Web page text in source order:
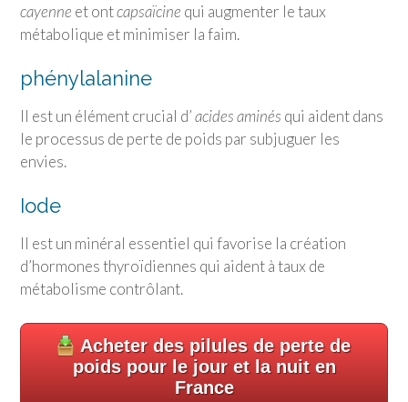
cayenne et ontcapsaïcine qui augmenter le taux
métabolique et minimiser la faim.
phénylalanine
Il est un élément crucial d’acides aminés qui aident dans
le processus de perte de poids par subjuguer les
envies.
Iode
Il est un minéral essentiel qui favorise la création
d’hormones thyroïdiennes qui aident à taux de
métabolisme contrôlant.
Acheter des pilules de perte de
poids pour le jour et la nuit en
France